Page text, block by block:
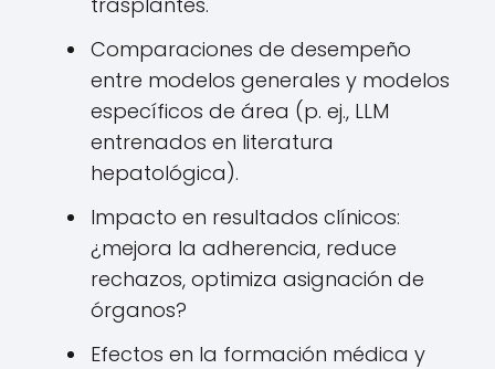
Comparaciones de desempeño
entre modelos generales y modelos
específicos de área (p. ej., LLM
entrenados en literatura
hepatológica).
Impacto en resultados clínicos:
¿mejora la adherencia, reduce
rechazos, optimiza asignación de
órganos?
Efectos en la formación médica y